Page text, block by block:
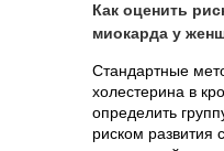
Как оценить
миокарда у
Стандартные
холестерина в
определить
риском развития